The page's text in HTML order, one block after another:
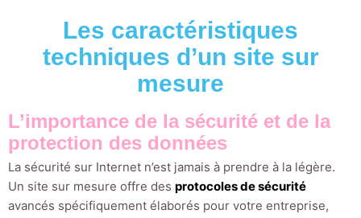
Les caractéristiques
techniques d’un site sur
mesure
L’importance de la sécurité et de la
protection des données
La sécurité sur Internet n’est jamais à prendre à la légère.
Un site sur mesure offre des protocoles de sécurité
avancés spécifiquement élaborés pour votre entreprise,